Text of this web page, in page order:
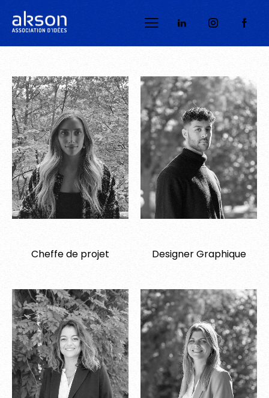
Cheffe de projet Designer Graphique